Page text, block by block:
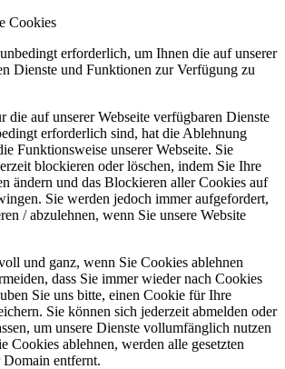
Cookies
erforderlich, um Ihnen die auf unserer
Dienste und Funktionen zur Verfügung zu
die auf unserer Webseite verfügbaren Dienste
erforderlich sind, hat die Ablehnung
Funktionsweise unserer Webseite. Sie
blockieren oder löschen, indem Sie Ihre
ändern und das Blockieren aller Cookies auf
Sie werden jedoch immer aufgefordert,
/ abzulehnen, wenn Sie unsere Website
und ganz, wenn Sie Cookies ablehnen
dass Sie immer wieder nach Cookies
Sie uns bitte, einen Cookie für Ihre
Sie können sich jederzeit abmelden oder
um unsere Dienste vollumfänglich nutzen
Cookies ablehnen, werden alle gesetzten
entfernt.